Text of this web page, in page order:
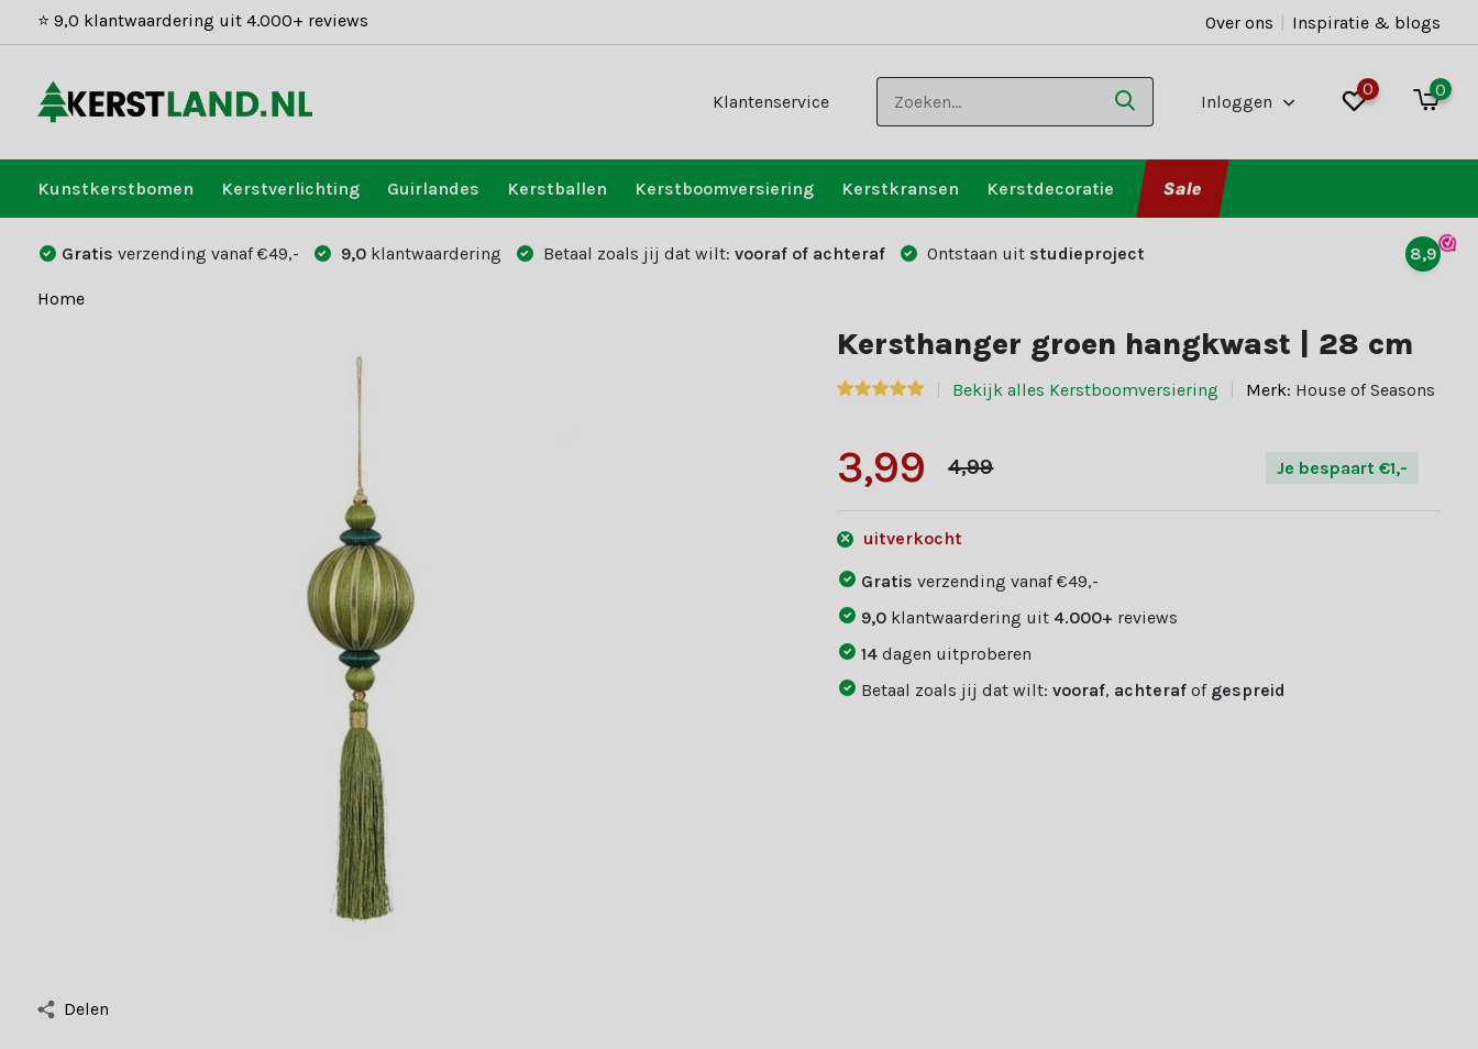
⭐ 9,0 klantwaardering uit 4.000+ reviews Over ons | Inspiratie & blogs
Klantenservice Inloggen
0 0
Kunstkerstbomen Kerstverlichting Guirlandes Kerstballen Kerstboomversiering Kerstkransen Kerstdecoratie Sale
Gratis verzending vanaf €49,- 9,0 klantwaardering Betaal zoals jij dat wilt: vooraf of achteraf Ontstaan uit studieproject 8,9
Home
Delen
Kersthanger groen hangkwast | 28 cm
Bekijk alles Kerstboomversiering Merk: House of Seasons
3,99 4,99 Je bespaart €1,-
uitverkocht
Gratisverzending vanaf €49,-
9,0 klantwaardering uit 4.000+ reviews
14dagen uitproberen
Betaal zoals jij dat wilt:vooraf, achteraf of gespreid